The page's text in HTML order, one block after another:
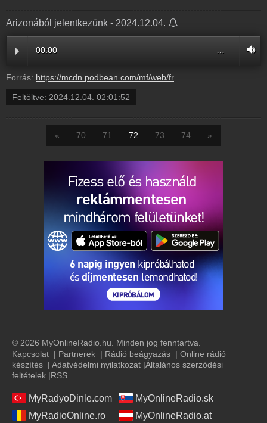
Arizonából jelentkezünk - 2024.12.04.
00:00
Forrás: https://mcdn.podbean.com/mf/web/frq9snq7c9dteyr7/20241203_20-17-fuggosegrol_mindenkinek7lvcb.mp3
Feltöltve: 2024.12.04. 02:01:52
« 70 71 72 73 74 »
© 2026 MyOnlineRadio.hu. Minden jog fenntartva.
Kapcsolat | Partnerek | Rádió beágyazás | Online rádió
készítés | Adatvédelmi nyilatkozat |Általános szerződési
feltételek |RSS
MyRadyoDinle.com
MyOnlineRadio.sk
MyRadioOnline.ro
MyOnlineRadio.at